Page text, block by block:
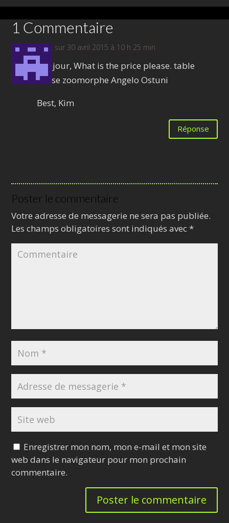
1 Commentaire
Kim sur 30 avril 2015 à 10 h 25 min
Bonjour, What is the price please. table
basse zoomorphe Angelo Ostuni
Best, Kim
Réponse
Poster le commentaire
Votre adresse de messagerie ne sera pas publiée.
Les champs obligatoires sont indiqués avec*
Enregistrer mon nom, mon e-mail et mon site
web dans le navigateur pour mon prochain
commentaire.